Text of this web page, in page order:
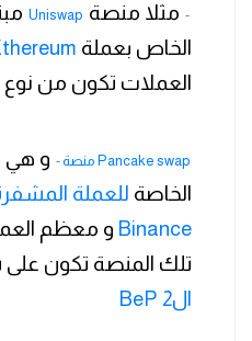
- مثلا منصة Uniswap
الخاص بعملة
العملات تكون من نوع
- منصة Pancake swap
و هي
الخاصة للعملة
Binance و معظم
تلك المنصة تكون
الBeP 2